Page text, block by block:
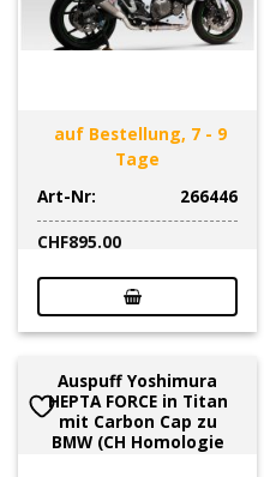
auf Bestellung, 7 - 9
Tage
Art-Nr:
266446
CHF895.00
Auspuff Yoshimura
HEPTA FORCE in Titan
mit Carbon Cap zu
BMW (CH Homologie